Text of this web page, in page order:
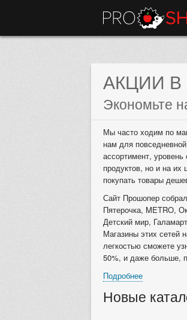
АКЦИИ
Экономьте
Мы часто ходим по
нам для
ассортимент,
продуктов, но и на
покупать товары
Сайт Прошопер собрал
Пятерочка, METRO,
Детский мир,
Магазины этих сетей
легкостью сможете
50%, и даже больше,
Подробнее
Новые